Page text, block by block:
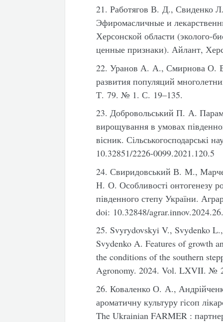
21. Работягов В. Д.,
Эфиромасличные и
Херсонской области (эколого-
ценные признаки). Айлант,
22. Уранов А. А., Смирнова О.
развития популяций
Т. 79. № 1. С. 19–135.
23. Добровольський П. А.
вирощування в умовах
вісник. Сільськогосподарські
10.32851/2226-0099.2021.120.5
24. Свиридовський В. М.,
Н. О. Особливості онтогенезу
південного степу України.
doi: 10.32848/
25. Svyrydovskyi V., Svydenko
Svydenko A. Features of growth
the conditions of the southern
Agronomy. 2024. Vol. LXVII. №
26. Коваленко О. А.,
ароматичну культуру гісоп
The Ukrainian FARMER :